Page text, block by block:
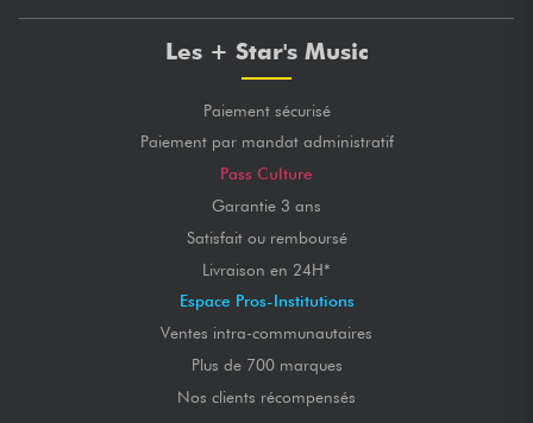
Les + Star's Music
Paiement sécurisé
Paiement par mandat administratif
Pass Culture
Garantie 3 ans
Satisfait ou remboursé
Livraison en 24H*
Espace Pros-Institutions
Ventes intra-communautaires
Plus de 700 marques
Nos clients récompensés